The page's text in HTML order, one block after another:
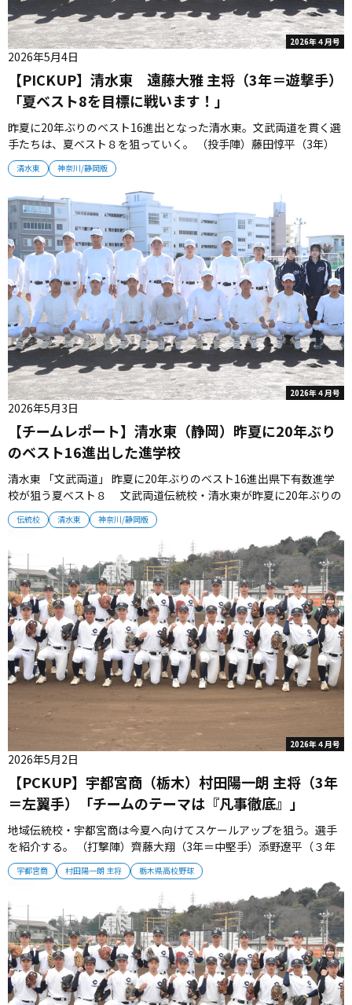
2026年４月号
清水東 神奈川/静岡版
【PICKUP】清水東 遠藤大雅 主将（3年＝遊撃手）
「夏ベスト8を目標に戦います！」
2026年5月4日
昨夏に20年ぶりのベスト16進出となった清水東。文武両道を貫く選
手たちは、夏ベスト８を狙っていく。 （投手陣）藤田惇平（3年）
尾関良介（3年）藤田は右のスリークォーターから制球力良く投げ込
む。最速125キロながら、打者のタイミングを外すクセ球が武器。
リリーフでの起用が見込まれ、「ピンチの場面でチームの雰囲気を
変えたい」...
2026年４月号
伝統校 清水東 神奈川/静岡版
【チームレポート】清水東（静岡）昨夏に20年ぶり
のベスト16進出した進学校
2026年5月3日
清水東 「文武両道」 昨夏に20年ぶりのベスト16進出県下有数進学
校が狙う夏ベスト８ 文武両道伝統校・清水東が昨夏に20年ぶりの
ベスト16進出となった。2026年のチームは、先輩たちの戦いを継承
し、超えていく。（取材・栗山司） ■機動力を武器に得点につなげ
る 昨夏はアンダースローのエース・疋田岳土と主将・吉添泰智
の...
2026年４月号
宇都宮商 村田陽一朗 主将 栃木県高校野球
【PCKUP】宇都宮商（栃木）村田陽一朗 主将（3年
＝左翼手）「チームのテーマは『凡事徹底』」
2026年5月2日
地域伝統校・宇都宮商は今夏へ向けてスケールアップを狙う。選手
を紹介する。 （打撃陣）齊藤大翔（3年＝中堅手）添野遼平（３年
＝遊撃手）村田陽一朗（３年＝左翼手）君島涼太（3年＝右翼手）高
い出塁率を誇る齊藤、添野の１・２番コンビがチャンスを演出し村
田、君島のクリーンアップで得点につなげる。冬を越えて打撃陣は
パワーアップ。添...